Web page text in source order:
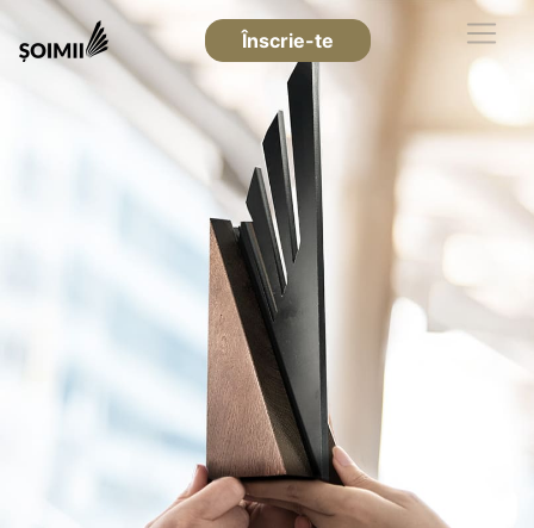
Înscrie-te